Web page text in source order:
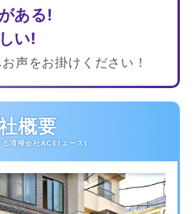
ある!
い!
声をお掛けください！
概要